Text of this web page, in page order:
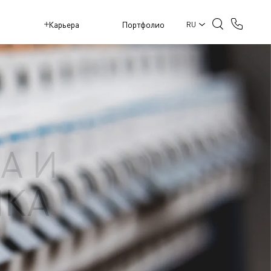
Карьера Портфолио RU
И